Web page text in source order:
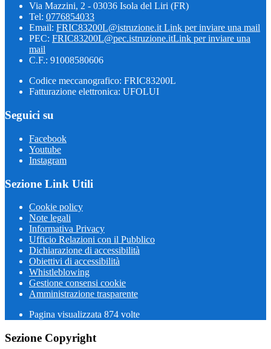
Via Mazzini, 2 - 03036 Isola del Liri (FR)
Tel: 0776854033
Email: FRIC83200L@istruzione.itLink per inviare una mail
PEC: FRIC83200L@pec.istruzione.itLink per inviare una
mail
C.F.: 91008580606
Codice meccanografico: FRIC83200L
Fatturazione elettronica: UFOLUI
Seguici su
Facebook
Youtube
Instagram
Sezione Link Utili
Cookie policy
Note legali
Informativa Privacy
Ufficio Relazioni con il Pubblico
Dichiarazione di accessibilità
Obiettivi di accessibilità
Whistleblowing
Gestione consensi cookie
Amministrazione trasparente
Pagina visualizzata 874 volte
Sezione Copyright